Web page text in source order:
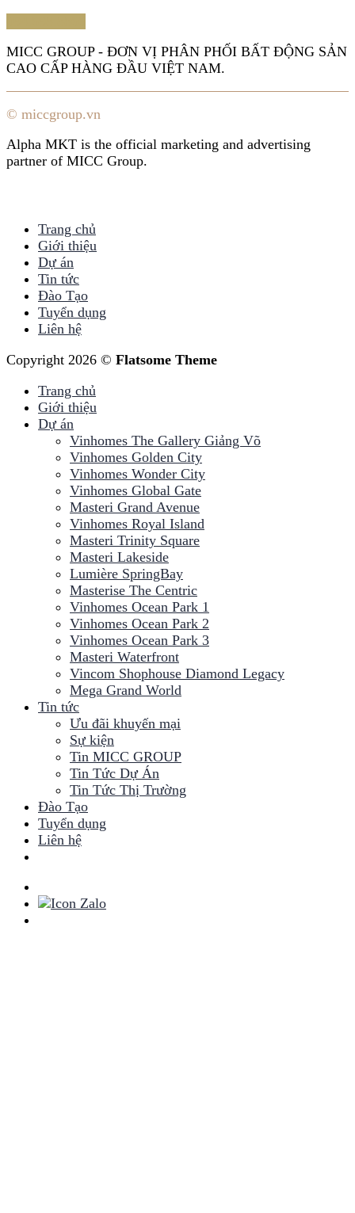
MICC GROUP - ĐƠN VỊ PHÂN PHỐI BẤT ĐỘNG SẢN
CAO CẤP HÀNG ĐẦU VIỆT NAM.
© miccgroup.vn
Alpha MKT is the official marketing and advertising
partner of MICC Group.
Trang chủ
Giới thiệu
Dự án
Tin tức
Đào Tạo
Tuyển dụng
Liên hệ
Copyright 2026 © Flatsome Theme
Trang chủ
Giới thiệu
Dự án
Vinhomes The Gallery Giảng Võ
Vinhomes Golden City
Vinhomes Wonder City
Vinhomes Global Gate
Masteri Grand Avenue
Vinhomes Royal Island
Masteri Trinity Square
Masteri Lakeside
Lumière SpringBay
Masterise The Centric
Vinhomes Ocean Park 1
Vinhomes Ocean Park 2
Vinhomes Ocean Park 3
Masteri Waterfront
Vincom Shophouse Diamond Legacy
Mega Grand World
Tin tức
Ưu đãi khuyến mại
Sự kiện
Tin MICC GROUP
Tin Tức Dự Án
Tin Tức Thị Trường
Đào Tạo
Tuyển dụng
Liên hệ